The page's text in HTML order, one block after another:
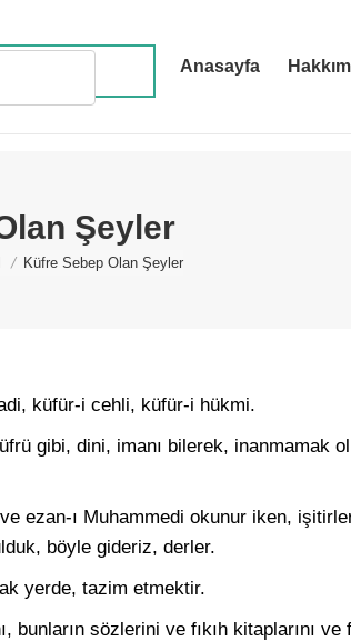
Anasayfa
Şeyler
Küfre Sebep Olan Şeyler
küfür-i cehli, küfür-i hükmi.
gibi, dini, imanı bilerek, inanmamak
ezan-ı Muhammedi okunur iken,
böyle gideriz, derler.
yerde, tazim etmektir.
bunların sözlerini ve fıkıh kitaplarını ve